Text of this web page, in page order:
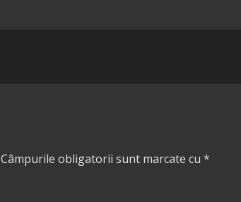
Câmpurile obligatorii sunt marcate cu *